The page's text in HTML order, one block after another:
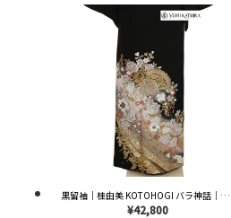
黒留袖｜桂由美 KOTOHOGI バラ神話｜T0222｜M
¥42,800